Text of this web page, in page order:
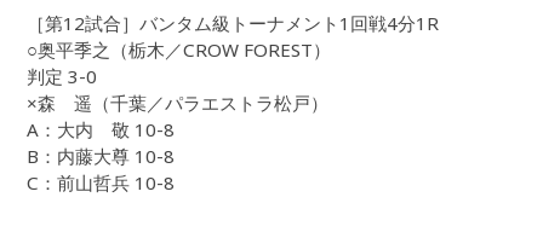
［第12試合］バンタム級トーナメント1回戦4分1R
○奥平季之（栃木／CROW FOREST）
判定 3-0
×森 遥（千葉／パラエストラ松戸）
A：大内 敬 10-8
B：内藤大尊 10-8
C：前山哲兵 10-8